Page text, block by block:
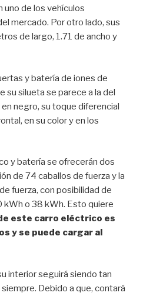
uno de los vehículos
mercado. Por otro lado, sus
de largo, 1.71 de ancho y
y batería de iones de
su silueta se parece a la del
negro, su toque diferencial
en su color y en los
y batería se ofrecerán dos
de 74 caballos de fuerza y la
fuerza, con posibilidad de
o 38 kWh. Esto quiere
este carro eléctrico es
y se puede cargar al
interior seguirá siendo tan
Debido a que, contará